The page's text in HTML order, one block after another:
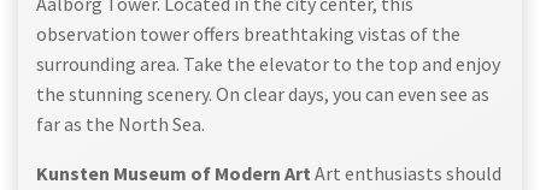
observation tower offers breathtaking vistas of the
surrounding area. Take the elevator to the top and enjoy
the stunning scenery. On clear days, you can even see as
far as the North Sea.
Kunsten Museum of Modern Art Art enthusiasts should